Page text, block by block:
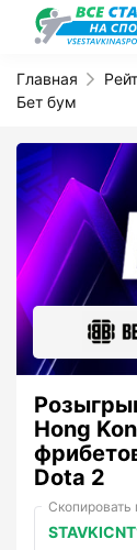
Главная
Бет бум
Hong
Dota 2